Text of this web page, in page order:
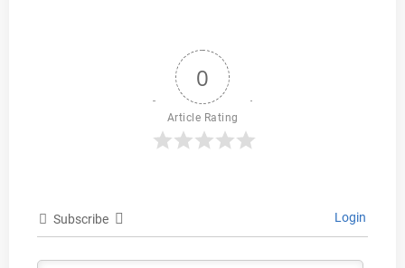
0
Article Rating
Subscribe Login